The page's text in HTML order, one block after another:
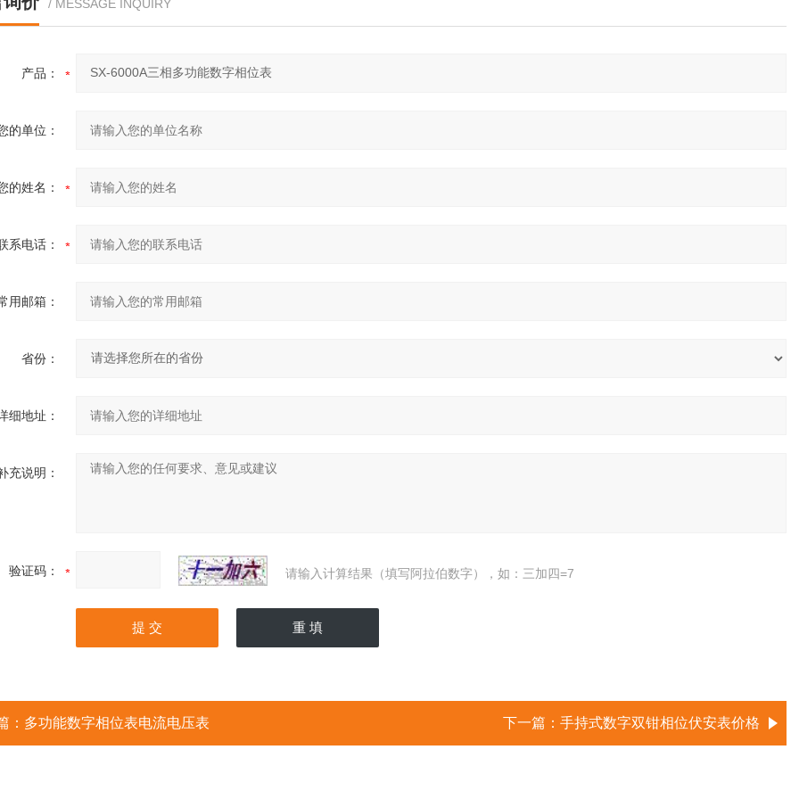
/ MESSAGE INQUIRY
产品：
的单位：
的姓名：
系电话：
用邮箱：
省份：
细地址：
充说明：
验证码： 请输入计算结果（填写阿拉伯数字），如：三加四=7
： 多功能数字相位表电流电压表 下一篇： 手持式数字双钳相位伏安表价格